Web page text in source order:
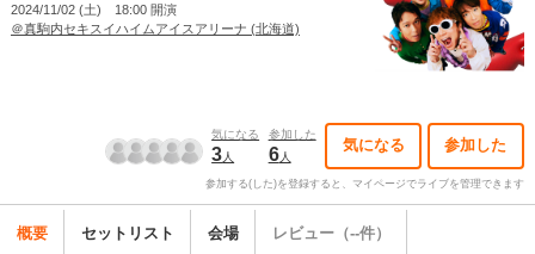
2024/11/02 (土) 18:00 開演
＠真駒内セキスイハイムアイスアリーナ (北海道)
気になる
3人
参加した
6人
気になる 参加した
参加する(した)を登録すると、マイページでライブを管理できます
概要 セットリスト 会場 レビュー（--件）